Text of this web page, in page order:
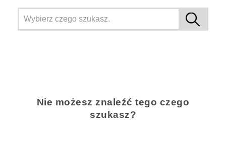
Nie możesz znaleźć tego czego
szukasz?